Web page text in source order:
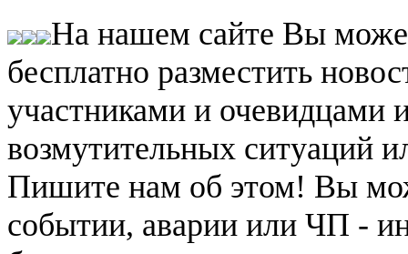
На нашем сайте Вы
бесплатно разместить
участниками и очевидцами
возмутительных ситуаций
Пишите нам об этом! Вы
событии, аварии или ЧП -